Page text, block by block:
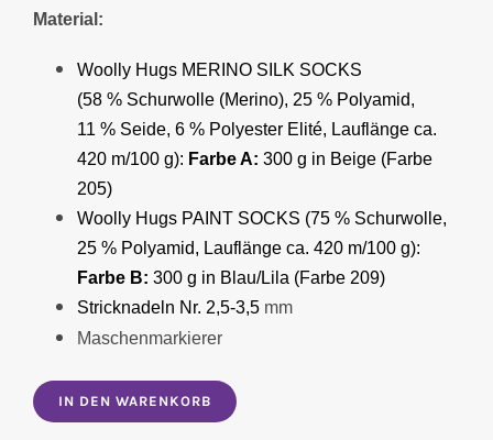
Material:
Woolly Hugs MERINO SILK SOCKS
(58 % Schurwolle (Merino), 25 % Polyamid,
11 % Seide, 6 % Polyester Elité, Lauflänge ca.
420 m/100 g): Farbe A: 300 g in Beige (Farbe
205)
Woolly Hugs PAINT SOCKS (75 % Schurwolle,
25 % Polyamid, Lauflänge ca. 420 m/100 g):
Farbe B: 300 g in Blau/Lila (Farbe 209)
Stricknadeln Nr. 2,5-3,5 mm
Maschenmarkierer
IN DEN WARENKORB